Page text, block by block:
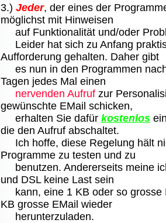
3.) Jeder, der eines der
möglichst mit Hinweisen
auf Funktionalität und/oder
Leider hat sich zu Anfang
Aufforderung gehalten. Daher gibt
es nun in den Programmen
Tagen jedes Mal einen
nervenden Aufruf zur
gewünschte EMail schicken,
erhalten Sie dafür kostenlos
die den Aufruf abschaltet.
Ich hoffe, diese Regelung hält
Programme zu testen und zu
benutzen. Andererseits meine
und DSL keine Last sein
kann, eine 1 KB oder so grosse
KB grosse EMail wieder
herunterzuladen.